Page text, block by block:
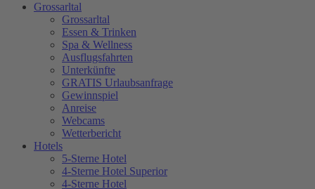
Grossarltal
Grossarltal
Essen & Trinken
Spa & Wellness
Ausflugsfahrten
Unterkünfte
GRATIS Urlaubsanfrage
Gewinnspiel
Anreise
Webcams
Wetterbericht
Hotels
5-Sterne Hotel
4-Sterne Hotel Superior
4-Sterne Hotel